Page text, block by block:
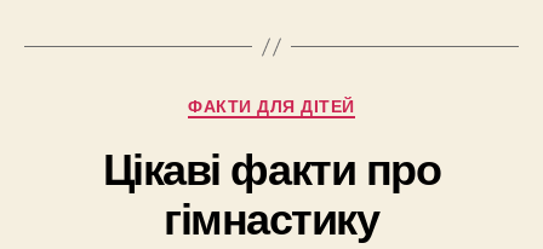
Категорії
ФАКТИ ДЛЯ ДІТЕЙ
Цікаві факти про
гімнастику